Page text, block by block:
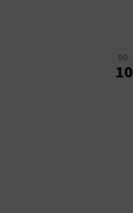
DO.
10